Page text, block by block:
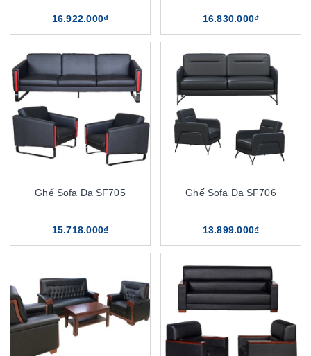
16.922.000₫ 16.830.000₫
Ghế Sofa Da SF705
15.718.000₫
Ghế Sofa Da SF706
13.899.000₫